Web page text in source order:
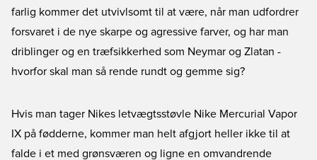
farlig kommer det utvivlsomt til at være, når man udfordrer
forsvaret i de nye skarpe og agressive farver, og har man
driblinger og en træfsikkerhed som Neymar og Zlatan -
hvorfor skal man så rende rundt og gemme sig?
Hvis man tager Nikes letvægtsstøvle Nike Mercurial Vapor
IX på fødderne, kommer man helt afgjort heller ikke til at
falde i et med grønsværen og ligne en omvandrende